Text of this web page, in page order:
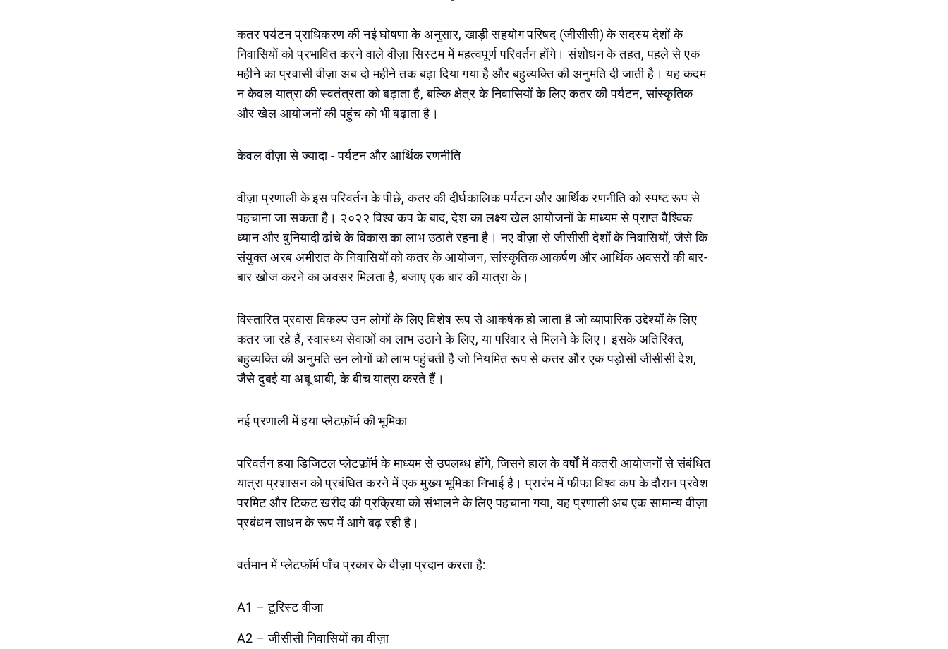
कतर पर्यटन प्राधिकरण की नई घोषणा के अनुसार, खाड़ी सहयोग परिषद (जीसीसी) के सदस्य देशों के
निवासियों को प्रभावित करने वाले वीज़ा सिस्टम में महत्वपूर्ण परिवर्तन होंगे। संशोधन के तहत, पहले से एक
महीने का प्रवासी वीज़ा अब दो महीने तक बढ़ा दिया गया है और बहुव्यक्ति की अनुमति दी जाती है। यह कदम
न केवल यात्रा की स्वतंत्रता को बढ़ाता है, बल्कि क्षेत्र के निवासियों के लिए कतर की पर्यटन, सांस्कृतिक
और खेल आयोजनों की पहुंच को भी बढ़ाता है।
केवल वीज़ा से ज्यादा - पर्यटन और आर्थिक रणनीति
वीज़ा प्रणाली के इस परिवर्तन के पीछे, कतर की दीर्घकालिक पर्यटन और आर्थिक रणनीति को स्पष्ट रूप से
पहचाना जा सकता है। २०२२ विश्व कप के बाद, देश का लक्ष्य खेल आयोजनों के माध्यम से प्राप्त वैश्विक
ध्यान और बुनियादी ढांचे के विकास का लाभ उठाते रहना है। नए वीज़ा से जीसीसी देशों के निवासियों, जैसे कि
संयुक्त अरब अमीरात के निवासियों को कतर के आयोजन, सांस्कृतिक आकर्षण और आर्थिक अवसरों की बार-
बार खोज करने का अवसर मिलता है, बजाए एक बार की यात्रा के।
विस्तारित प्रवास विकल्प उन लोगों के लिए विशेष रूप से आकर्षक हो जाता है जो व्यापारिक उद्देश्यों के लिए
कतर जा रहे हैं, स्वास्थ्य सेवाओं का लाभ उठाने के लिए, या परिवार से मिलने के लिए। इसके अतिरिक्त,
बहुव्यक्ति की अनुमति उन लोगों को लाभ पहुंचती है जो नियमित रूप से कतर और एक पड़ोसी जीसीसी देश,
जैसे दुबई या अबू धाबी, के बीच यात्रा करते हैं।
नई प्रणाली में हया प्लेटफ़ॉर्म की भूमिका
परिवर्तन हया डिजिटल प्लेटफ़ॉर्म के माध्यम से उपलब्ध होंगे, जिसने हाल के वर्षों में कतरी आयोजनों से संबंधित
यात्रा प्रशासन को प्रबंधित करने में एक मुख्य भूमिका निभाई है। प्रारंभ में फीफा विश्व कप के दौरान प्रवेश
परमिट और टिकट खरीद की प्रक्रिया को संभालने के लिए पहचाना गया, यह प्रणाली अब एक सामान्य वीज़ा
प्रबंधन साधन के रूप में आगे बढ़ रही है।
वर्तमान में प्लेटफ़ॉर्म पाँच प्रकार के वीज़ा प्रदान करता है:
A1 – टूरिस्ट वीज़ा
A2 – जीसीसी निवासियों का वीज़ा